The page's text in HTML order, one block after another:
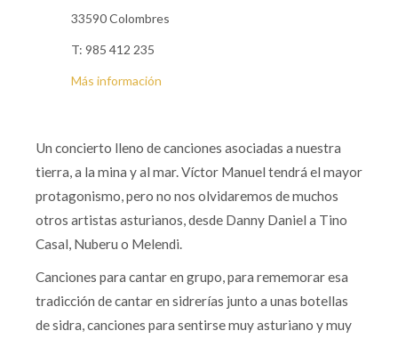
33590 Colombres
T: 985 412 235
Más información
Un concierto lleno de canciones asociadas a nuestra
tierra, a la mina y al mar. Víctor Manuel tendrá el mayor
protagonismo, pero no nos olvidaremos de muchos
otros artistas asturianos, desde Danny Daniel a Tino
Casal, Nuberu o Melendi.
Canciones para cantar en grupo, para rememorar esa
tradicción de cantar en sidrerías junto a unas botellas
de sidra, canciones para sentirse muy asturiano y muy